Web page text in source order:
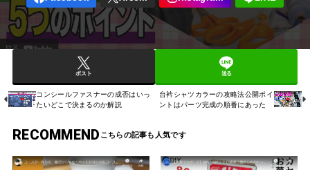
ポスト 送る
コンシールファスナーの成否はいっ
たいどこで決まるのか解説
台衿シャツカラーの攻略法公開ポイ
ントはパーツ完成の順番にあった
RECOMMEND